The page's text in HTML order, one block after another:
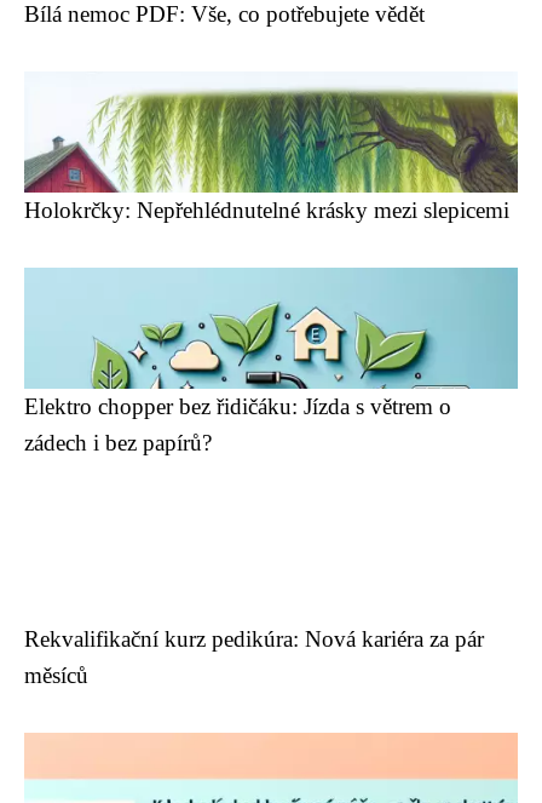
Bílá nemoc PDF: Vše, co potřebujete vědět
Holokrčky: Nepřehlédnutelné krásky mezi slepicemi
Elektro chopper bez řidičáku: Jízda s větrem o
zádech i bez papírů?
Rekvalifikační kurz pedikúra: Nová kariéra za pár
měsíců